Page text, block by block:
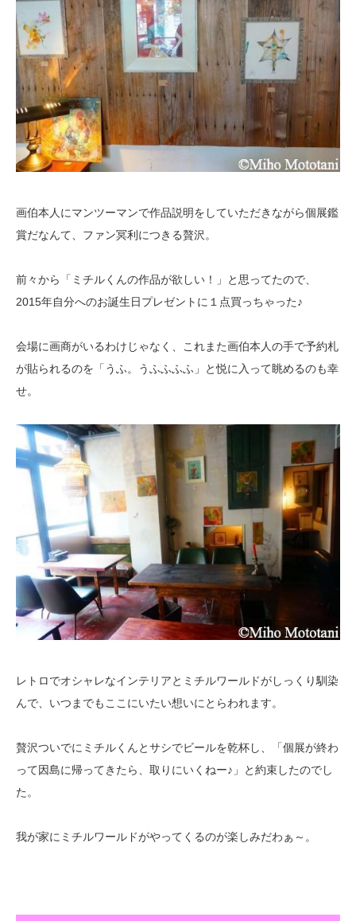
画伯本人にマンツーマンで作品説明をしていただきながら個展鑑
賞だなんて、ファン冥利につきる贅沢。
前々から「ミチルくんの作品が欲しい！」と思ってたので、
2015年自分へのお誕生日プレゼントに１点買っちゃった♪
会場に画商がいるわけじゃなく、これまた画伯本人の手で予約札
が貼られるのを「うふ。うふふふふ」と悦に入って眺めるのも幸
せ。
レトロでオシャレなインテリアとミチルワールドがしっくり馴染
んで、いつまでもここにいたい想いにとらわれます。
贅沢ついでにミチルくんとサシでビールを乾杯し、「個展が終わ
って因島に帰ってきたら、取りにいくねー♪」と約束したのでし
た。
我が家にミチルワールドがやってくるのが楽しみだわぁ～。